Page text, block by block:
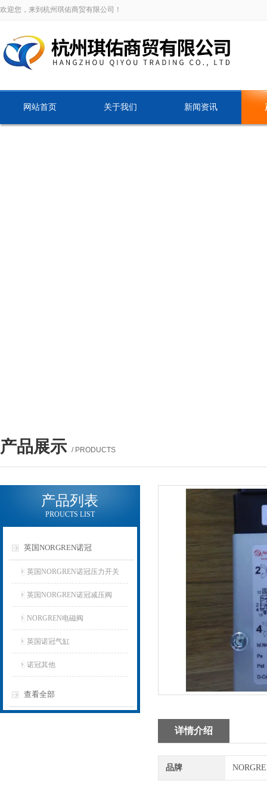
欢迎您，来到杭州琪佑商贸有限公司！
网站首页 关于我们 新闻资讯
产品展示 / PRODUCTS
产品列表
PROUCTS LIST
英国NORGREN诺冠
英国NORGREN诺冠压力开关
英国NORGREN诺冠减压阀
NORGREN电磁阀
英国诺冠气缸
诺冠其他
查看全部
详情介绍
品牌